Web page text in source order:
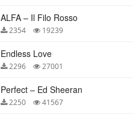
ALFA – Il Filo Rosso
2354 19239
Endless Love
2296 27001
Perfect – Ed Sheeran
2250 41567